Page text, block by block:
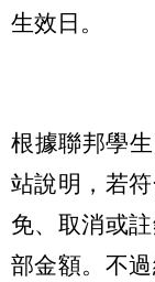
生效日。
根據聯邦學
站說明，若
免、取消或
部金額。不